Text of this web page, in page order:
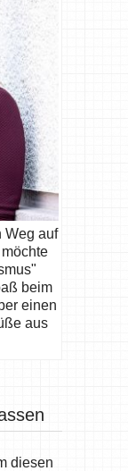
Weg auf
beim
einen
aus
diesen